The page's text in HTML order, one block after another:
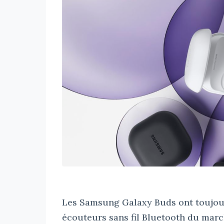
Les Samsung Galaxy Buds ont
écouteurs sans fil Bluetooth du